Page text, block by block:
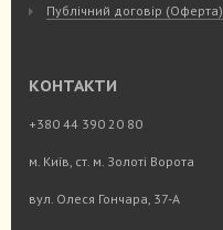
Публічний договір (Оферта)
КОНТАКТИ
+380 44 390 20 80
м. Київ, ст. м. Золоті Ворота
вул. Олеся Гончара, 37-А